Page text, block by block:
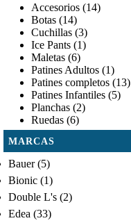
Accesorios (14)
Botas (14)
Cuchillas (3)
Ice Pants (1)
Maletas (6)
Patines Adultos (1)
Patines completos (13)
Patines Infantiles (5)
Planchas (2)
Ruedas (6)
MARCAS
Bauer(5)
Bionic (1)
Double L's (2)
Edea (33)